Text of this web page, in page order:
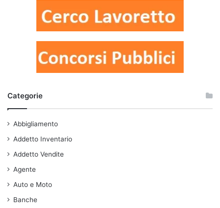
Categorie
Abbigliamento
Addetto Inventario
Addetto Vendite
Agente
Auto e Moto
Banche